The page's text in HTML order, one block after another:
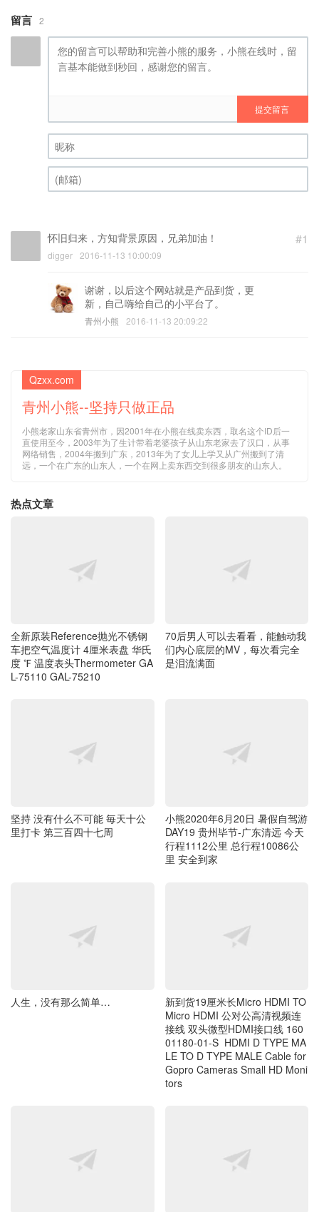
留言 2
提交留言
昵称 (必填)
#1
怀旧归来，方知背景原因，兄弟加油！
digger 2016-11-13 10:00:09
谢谢，以后这个网站就是产品到货，更
新，自己嗨给自己的小平台了。
青州小熊 2016-11-13 20:09:22
Qzxx.com
青州小熊--坚持只做正品
小熊老家山东省青州市，因2001年在小熊在线卖东西，取名这个ID后一
直使用至今，2003年为了生计带着老婆孩子从山东老家去了汉口，从事
网络销售，2004年搬到广东，2013年为了女儿上学又从广州搬到了清
远，一个在广东的山东人，一个在网上卖东西交到很多朋友的山东人。
热点文章
全新原装Reference抛光不锈钢
车把空气温度计 4厘米表盘 华氏
度 ℉ 温度表头Thermometer GA
L-75110 GAL-75210
70后男人可以去看看，能触动我
们内心底层的MV，每次看完全
是泪流满面
坚持 没有什么不可能 毎天十公
里打卡 第三百四十七周
小熊2020年6月20日 暑假自驾游
DAY19 贵州毕节-广东清远 今天
行程1112公里 总行程10086公
里 安全到家
人生，没有那么简单…
新到货19厘米长Micro HDMI TO
Micro HDMI 公对公高清视频连
接线 双头微型HDMI接口线 160
01180-01-S HDMI D TYPE MA
LE TO D TYPE MALE Cable for
Gopro Cameras Small HD Moni
tors